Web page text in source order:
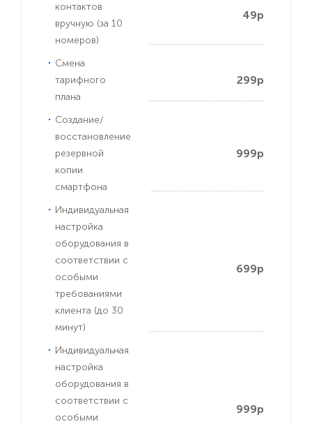
контактов
вручную (за 10
номеров)
49р
Смена
тарифного
плана
299р
Создание/
восстановление
резервной
копии
смартфона
999р
Индивидуальная
настройка
оборудования в
соответствии с
особыми
требованиями
клиента (до 30
минут)
699р
Индивидуальная
настройка
оборудования в
соответствии с
особыми
999р